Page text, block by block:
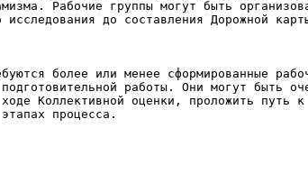
Рабочие группы могут быть
до составления Дорожной
более или менее сформированные
работы. Они могут быть
Коллективной оценки, проложить
процесса.